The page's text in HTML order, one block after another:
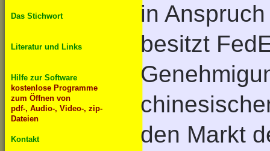
Das Stichwort
Literatur und Links
Hilfe zur Software
kostenlose Programme
zum Öffnen von
pdf-, Audio-, Video-, zip-
Dateien
Kontakt
in
besitzt
den Markt